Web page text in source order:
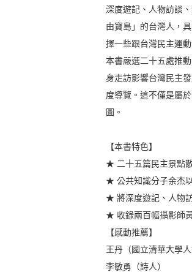
深度遊記、人物訪談
由寶島」的台灣人，
擇一些跟台灣民主運
本書嚴選二十五處推
身走訪影響台灣民主
度導覽。這不僅是屬
圖。
【本書特色】
★ 二十五篇民主景點
★ 公共知識分子余杰
★ 將深度遊記、人物
★ 收錄兩百幅攝影師
【感動推薦】
王丹（國立清華大學
李敏勇（詩人）